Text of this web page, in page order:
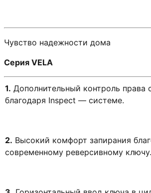
Чувство надежности дома
Серия VELA
1. Дополнительный контроль права
благодаря Inspect — системе.
2. Высокий комфорт запирания
современному реверсивному ключу.